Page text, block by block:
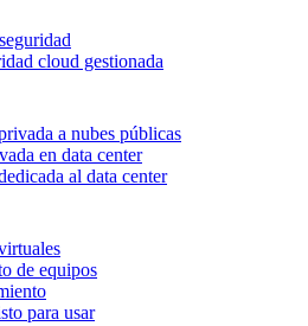
cloud gestionada
a nubes públicas
en data center
al data center
de equipos
para usar